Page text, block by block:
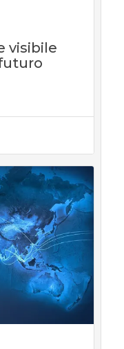
visibile